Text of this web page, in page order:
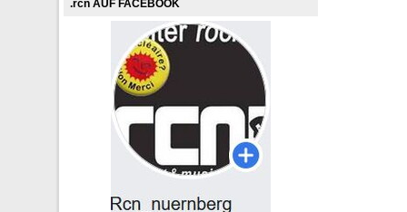
.rcn AUF FACEBOOK